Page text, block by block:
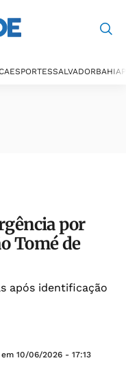
ESPORTESSALVADORBAHIA
por
Tomé de
após identificação
10/06/2026 - 17:13